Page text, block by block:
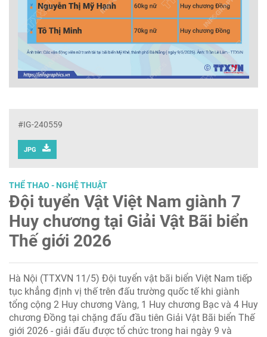
#IG-240559
JPG
THỂ THAO - NGHỆ THUẬT
Đội tuyển Vật Việt Nam giành 7
Huy chương tại Giải Vật Bãi biển
Thế giới 2026
Hà Nội (TTXVN 11/5) Đội tuyển vật bãi biển Việt Nam tiếp
tục khẳng định vị thế trên đấu trường quốc tế khi giành
tổng cộng 2 Huy chương Vàng, 1 Huy chương Bạc và 4 Huy
chương Đồng tại chặng đấu đầu tiên Giải Vật Bãi biển Thế
giới 2026 - giải đấu được tổ chức trong hai ngày 9 và